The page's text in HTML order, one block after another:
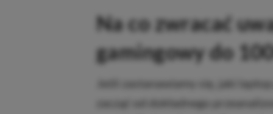
Na co zwracać
gamingowy do
Jeśli zastanawiamy się, jaki
zacząć od dokładnego